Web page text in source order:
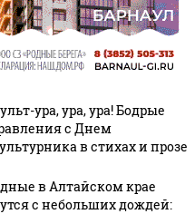
ура, ура, ура! Бодрые
с Днем
в стихах и прозе
в Алтайском крае
с небольших дождей: